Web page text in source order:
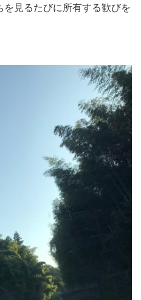
見るたびに所有する歓びを